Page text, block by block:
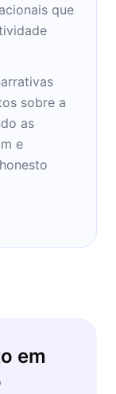
que
sobre a
as
e
em